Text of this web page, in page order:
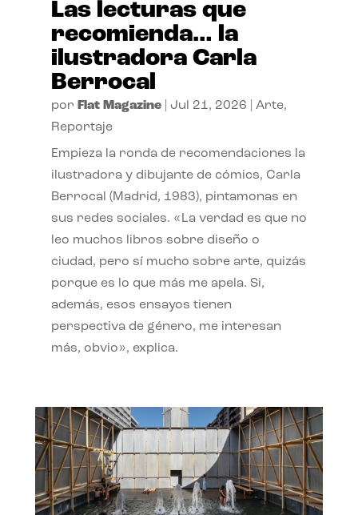
Las lecturas que
recomienda… la
ilustradora Carla
Berrocal
por Flat Magazine| Jul 21, 2026 Arte,
Reportaje
Empieza la ronda de recomendaciones la
ilustradora y dibujante de cómics, Carla
Berrocal (Madrid, 1983), pintamonas en
sus redes sociales. «La verdad es que no
leo muchos libros sobre diseño o
ciudad, pero sí mucho sobre arte, quizás
porque es lo que más me apela. Si,
además, esos ensayos tienen
perspectiva de género, me interesan
más, obvio», explica.